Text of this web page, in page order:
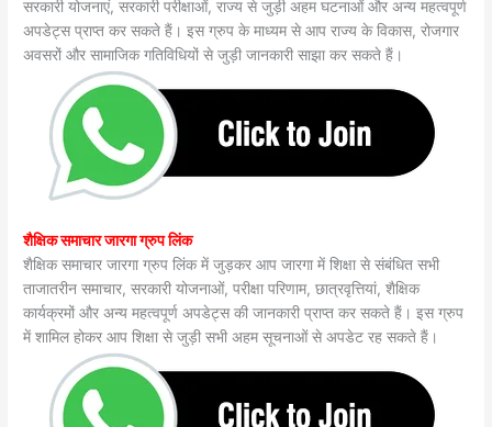
सरकारी योजनाएं, सरकारी परीक्षाओं, राज्य से जुड़ी अहम घटनाओं और अन्य महत्वपूर्ण
अपडेट्स प्राप्त कर सकते हैं। इस ग्रुप के माध्यम से आप राज्य के विकास, रोजगार
अवसरों और सामाजिक गतिविधियों से जुड़ी जानकारी साझा कर सकते हैं।
शैक्षिक समाचार जारगा ग्रुप लिंक
शैक्षिक समाचार जारगा ग्रुप लिंक में जुड़कर आप जारगा में शिक्षा से संबंधित सभी
ताजातरीन समाचार, सरकारी योजनाओं, परीक्षा परिणाम, छात्रवृत्तियां, शैक्षिक
कार्यक्रमों और अन्य महत्वपूर्ण अपडेट्स की जानकारी प्राप्त कर सकते हैं। इस ग्रुप
में शामिल होकर आप शिक्षा से जुड़ी सभी अहम सूचनाओं से अपडेट रह सकते हैं।